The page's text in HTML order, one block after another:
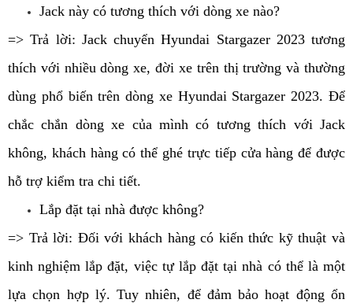
Jack này có tương thích với dòng xe nào?
=> Trả lời: Jack chuyển Hyundai Stargazer 2023 tương
thích với nhiều dòng xe, đời xe trên thị trường và thường
dùng phổ biến trên dòng xe Hyundai Stargazer 2023. Để
chắc chắn dòng xe của mình có tương thích với Jack
không, khách hàng có thể ghé trực tiếp cửa hàng để được
hỗ trợ kiểm tra chi tiết.
Lắp đặt tại nhà được không?
=> Trả lời: Đối với khách hàng có kiến thức kỹ thuật và
kinh nghiệm lắp đặt, việc tự lắp đặt tại nhà có thể là một
lựa chọn hợp lý. Tuy nhiên, để đảm bảo hoạt động ổn